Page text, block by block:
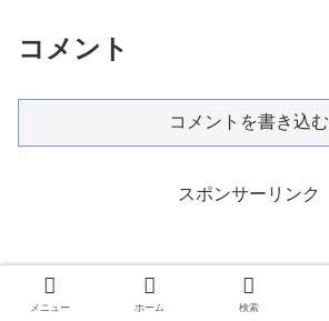
コメント
コメントを書き込む
スポンサーリンク
メニュー ホーム 検索